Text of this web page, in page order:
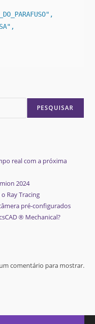
PESQUISAR
real com a próxima
2024
Ray Tracing
pré-configurados
® Mechanical?
comentário para mostrar.